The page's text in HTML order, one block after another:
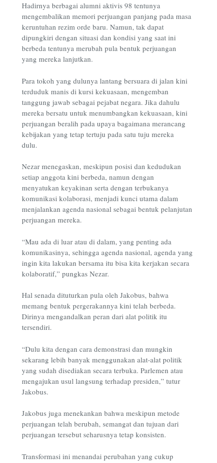
Hadirnya berbagai alumni aktivis 98 tentunya
mengembalikan memori perjuangan panjang pada masa
keruntuhan rezim orde baru. Namun, tak dapat
dipungkiri dengan situasi dan kondisi yang saat ini
berbeda tentunya merubah pula bentuk perjuangan
yang mereka lanjutkan.
Para tokoh yang dulunya lantang bersuara di jalan kini
terduduk manis di kursi kekuasaan, mengemban
tanggung jawab sebagai pejabat negara. Jika dahulu
mereka bersatu untuk menumbangkan kekuasaan, kini
perjuangan beralih pada upaya bagaimana merancang
kebijakan yang tetap tertuju pada satu tuju mereka
dulu.
Nezar menegaskan, meskipun posisi dan kedudukan
setiap anggota kini berbeda, namun dengan
menyatukan keyakinan serta dengan terbukanya
komunikasi kolaborasi, menjadi kunci utama dalam
menjalankan agenda nasional sebagai bentuk pelanjutan
perjuangan mereka.
“Mau ada di luar atau di dalam, yang penting ada
komunikasinya, sehingga agenda nasional, agenda yang
ingin kita lakukan bersama itu bisa kita kerjakan secara
kolaboratif,” pungkas Nezar.
Hal senada dituturkan pula oleh Jakobus, bahwa
memang bentuk pergerakannya kini telah berbeda.
Dirinya mengandalkan peran dari alat politik itu
tersendiri.
“Dulu kita dengan cara demonstrasi dan mungkin
sekarang lebih banyak menggunakan alat-alat politik
yang sudah disediakan secara terbuka. Parlemen atau
mengajukan usul langsung terhadap presiden,” tutur
Jakobus.
Jakobus juga menekankan bahwa meskipun metode
perjuangan telah berubah, semangat dan tujuan dari
perjuangan tersebut seharusnya tetap konsisten.
Transformasi ini menandai perubahan yang cukup